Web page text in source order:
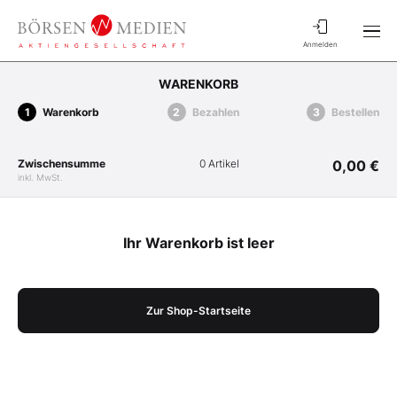
Anmelden
WARENKORB
Warenkorb Bezahlen Bestellen
Zwischensumme
inkl. MwSt.
0 Artikel 0,00 €
Ihr Warenkorb ist leer
Zur Shop-Startseite